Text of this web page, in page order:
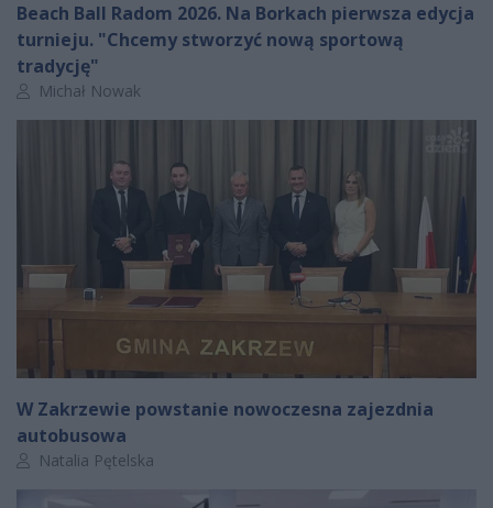
Beach Ball Radom 2026. Na Borkach pierwsza edycja
turnieju. "Chcemy stworzyć nową sportową
tradycję"
Autor artykułu:
Michał Nowak
W Zakrzewie powstanie nowoczesna zajezdnia
autobusowa
Autor artykułu:
Natalia Pętelska